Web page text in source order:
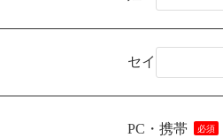
セイ
PC・携帯